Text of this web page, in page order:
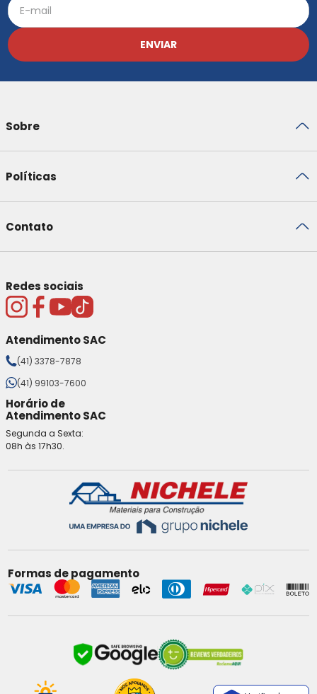
ENVIAR
Sobre
Políticas
Contato
Redes sociais
Atendimento SAC
(41) 3378-7878
(41) 99103-7600
Horário de
Atendimento SAC
Segunda a Sexta:
08h às 17h30.
Formas de pagamento